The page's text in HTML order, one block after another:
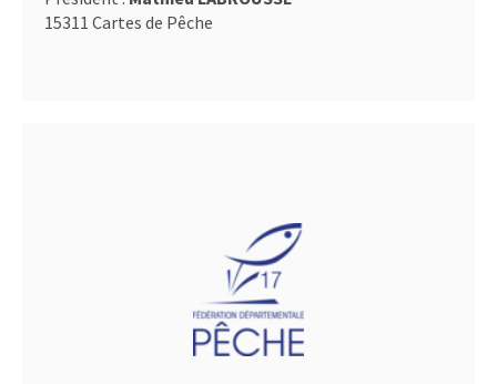
15311 Cartes de Pêche